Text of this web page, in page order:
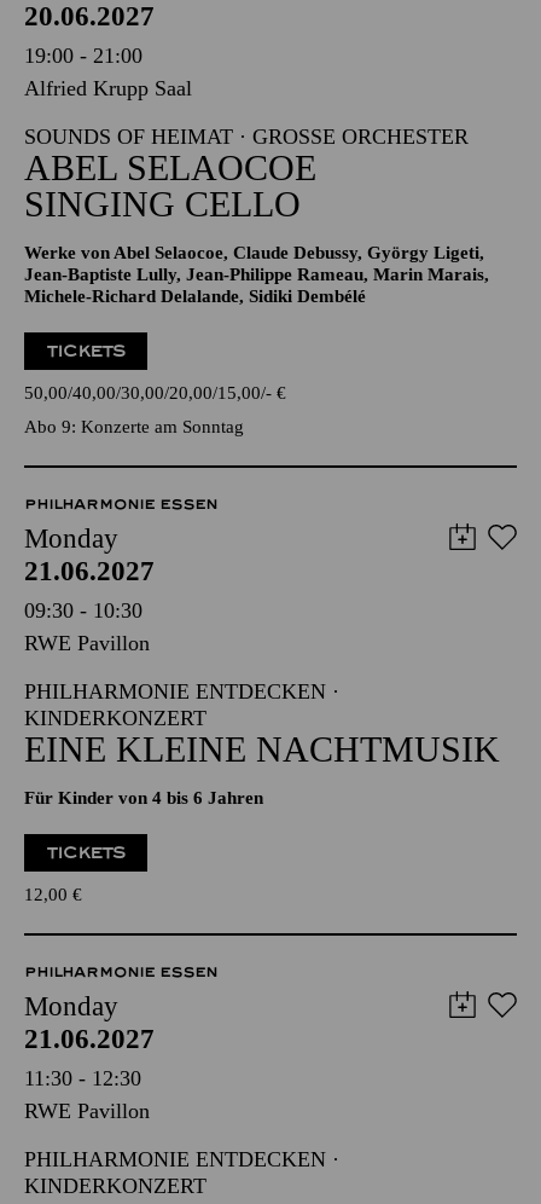
20.06.2027
19:00 - 21:00
Alfried Krupp Saal
SOUNDS OF HEIMAT · GROSSE ORCHESTER
ABEL SELAOCOE
SINGING CELLO
Werke von Abel Selaocoe, Claude Debussy, György Ligeti,
Jean-Baptiste Lully, Jean-Philippe Rameau, Marin Marais,
Michele-Richard Delalande, Sidiki Dembélé
TICKETS
50,00 40,00 30,00 20,00 15,00 - €
Abo 9: Konzerte am Sonntag
PHILHARMONIE ESSEN
Monday
21.06.2027
09:30 - 10:30
RWE Pavillon
PHILHARMONIE ENTDECKEN ·
KINDERKONZERT
EINE KLEINE NACHTMUSIK
Für Kinder von 4 bis 6 Jahren
TICKETS
12,00 €
PHILHARMONIE ESSEN
Monday
21.06.2027
11:30 - 12:30
RWE Pavillon
PHILHARMONIE ENTDECKEN ·
KINDERKONZERT